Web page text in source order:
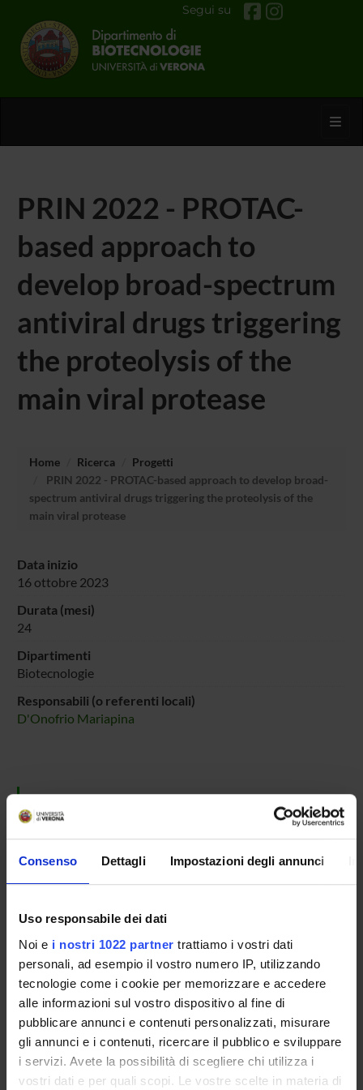
Consenso Dettagli Impostazioni degli annunci
Uso responsabile dei dati
Noi e i nostri 1022 partner trattiamo i vostri dati
personali, ad esempio il vostro numero IP, utilizzando
tecnologie come i cookie per memorizzare e accedere
alle informazioni sul vostro dispositivo al fine di
pubblicare annunci e contenuti personalizzati, misurare
gli annunci e i contenuti, ricercare il pubblico e sviluppare
i servizi. Avete la possibilità di scegliere chi utilizza i
vostri dati e per quali scopi. Le vostre scelte in materia di
Segui su
PRIN 2022 - PROTAC-
based approach to
develop broad-spectrum
antiviral drugs triggering
the proteolysis of the
main viral protease
Home Ricerca
Progetti
PRIN 2022 - PROTAC-based approach to develop broad-
spectrum antiviral drugs triggering the proteolysis of the
main viral protease
Data inizio
16 ottobre 2023
Durata (mesi)
24
Dipartimenti
Biotecnologie
Responsabili (o referenti locali)
D'Onofrio Mariapina
PARTECIPANTI AL PROGETTO
AREE DI RICERCA COINVOLTE DAL PROGETTO
Proteomica strutturale, funzionale e di espressione
Biological chemistry
Proteomica strutturale, funzionale e di espressione
Molecular interactions